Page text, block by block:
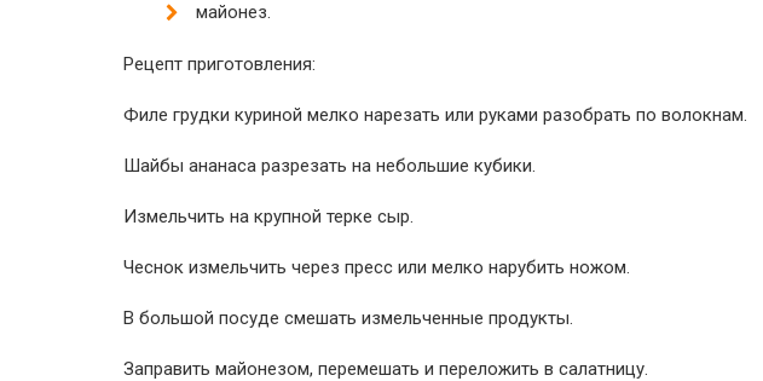
майонез.
Рецепт приготовления:
Филе грудки куриной мелко нарезать или руками разобрать по волокнам.
Шайбы ананаса разрезать на небольшие кубики.
Измельчить на крупной терке сыр.
Чеснок измельчить через пресс или мелко нарубить ножом.
В большой посуде смешать измельченные продукты.
Заправить майонезом, перемешать и переложить в салатницу.